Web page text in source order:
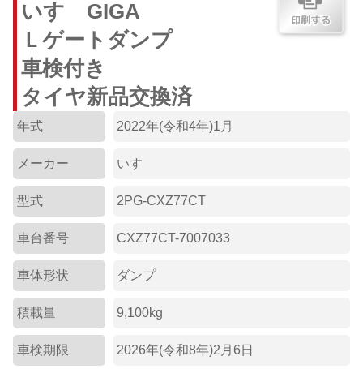
いすゞGIGA
Ｌゲートダンプ
車検付き
タイヤ新品交換済
年式 2022年(令和4年)1月
メーカー いすゞ
型式 2PG-CXZ77CT
車台番号 CXZ77CT-7007033
車体形状 ダンプ
積載量 9,100kg
車検期限 2026年(令和8年)2月6日